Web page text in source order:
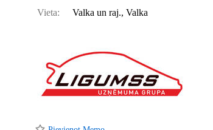
Vieta:
Valka un raj., Valka